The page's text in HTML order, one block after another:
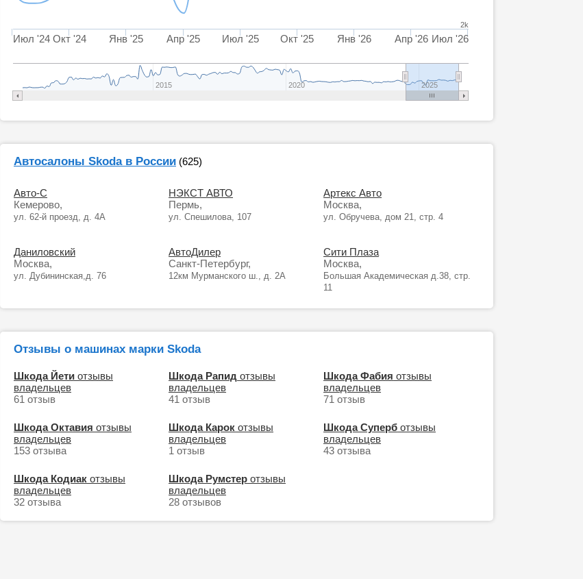
Июл '24 Окт '24 Янв '25 Апр '25 Июл '25 Окт '25 Янв '26 Апр '26 Июл '26
2015 2020 2025
2k
Автосалоны Skoda в России (625)
Авто-С
Кемерово,
ул. 62-й проезд, д. 4A
НЭКСТ АВТО
Пермь,
ул. Спешилова, 107
Артекс Авто
Москва,
ул. Обручева, дом 21, стр. 4
Даниловский
Москва,
ул. Дубининская,д. 76
АвтоДилер
Санкт-Петербург,
12км Мурманского ш., д. 2А
Сити Плаза
Москва,
Большая Академическая д.38, стр.
11
Отзывы о машинах марки Skoda
Шкода Йети отзывы
владельцев
61 отзыв
Шкода Рапид отзывы
владельцев
41 отзыв
Шкода Фабия отзывы
владельцев
71 отзыв
Шкода Октавия отзывы
владельцев
153 отзыва
Шкода Карок отзывы
владельцев
1 отзыв
Шкода Суперб отзывы
владельцев
43 отзыва
Шкода Кодиак отзывы
владельцев
32 отзыва
Шкода Румстер отзывы
владельцев
28 отзывов